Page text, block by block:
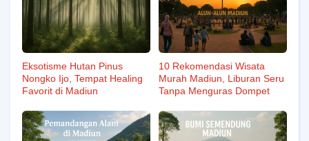
Eksotisme Hutan Pinus
Nongko Ijo, Tempat Healing
Favorit di Madiun
10 Rekomendasi Wisata
Murah Madiun, Liburan Seru
Tanpa Menguras Dompet